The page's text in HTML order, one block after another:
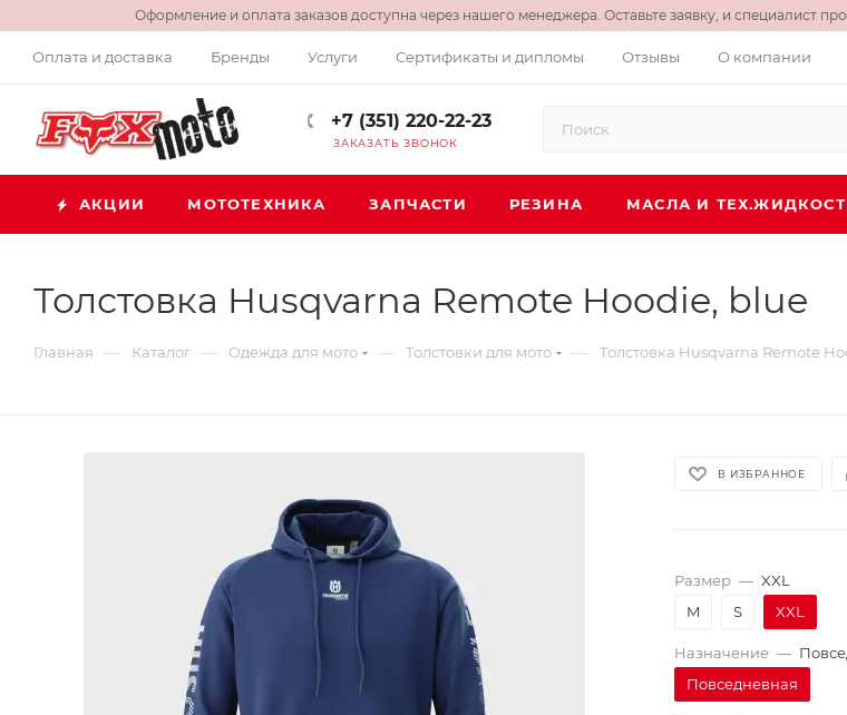
Оформление и оплата заказов доступна через нашего менеджера. Оставьте заявку, и специалист
Оплата и доставка Бренды Услуги Сертификаты и дипломы Отзывы О компании
+7 (351) 220-22-23
ЗАКАЗАТЬ ЗВОНОК
АКЦИИ МОТОТЕХНИКА ЗАПЧАСТИ РЕЗИНА МАСЛА И
Толстовка Husqvarna Remote Hoodie, blue
Главная — Каталог — Одежда для мото — Толстовки для мото — Толстовка Husqvarna Remote
В ИЗБРАННОЕ
Размер — XXL
M
S XXL
Назначение —
Повседневная